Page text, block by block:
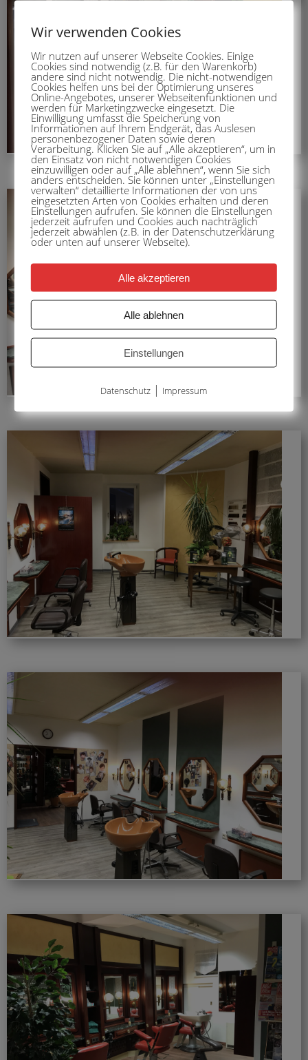
Wir verwenden Cookies
Wir nutzen auf unserer Webseite Cookies. Einige
Cookies sind notwendig (z.B. für den Warenkorb)
andere sind nicht notwendig. Die nicht-notwendigen
Cookies helfen uns bei der Optimierung unseres
Online-Angebotes, unserer Webseitenfunktionen und
werden für Marketingzwecke eingesetzt. Die
Einwilligung umfasst die Speicherung von
Informationen auf Ihrem Endgerät, das Auslesen
personenbezogener Daten sowie deren
Verarbeitung. Klicken Sie auf „Alle akzeptieren“, um in
den Einsatz von nicht notwendigen Cookies
einzuwilligen oder auf „Alle ablehnen“, wenn Sie sich
anders entscheiden. Sie können unter „Einstellungen
verwalten“ detaillierte Informationen der von uns
eingesetzten Arten von Cookies erhalten und deren
Einstellungen aufrufen. Sie können die Einstellungen
jederzeit aufrufen und Cookies auch nachträglich
jederzeit abwählen (z.B. in der Datenschutzerklärung
oder unten auf unserer Webseite).
Alle akzeptieren
Alle ablehnen
Einstellungen
Datenschutz | Impressum